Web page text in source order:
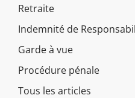
Retraite
Indemnité de
Garde à vue
Procédure pénale
Tous les articles